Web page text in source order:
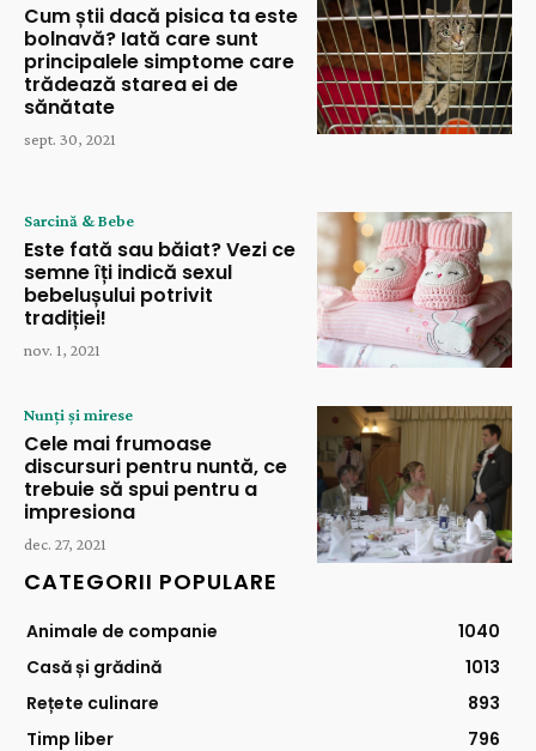
Cum știi dacă pisica ta este
bolnavă? Iată care sunt
principalele simptome care
trădează starea ei de
sănătate
sept. 30, 2021
Sarcină & Bebe
Este fată sau băiat? Vezi ce
semne îți indică sexul
bebelușului potrivit
tradiției!
nov. 1, 2021
Nunți și mirese
Cele mai frumoase
discursuri pentru nuntă, ce
trebuie să spui pentru a
impresiona
dec. 27, 2021
CATEGORII POPULARE
Animale de companie
1040
Casă și grădină
1013
Rețete culinare
893
Timp liber
796